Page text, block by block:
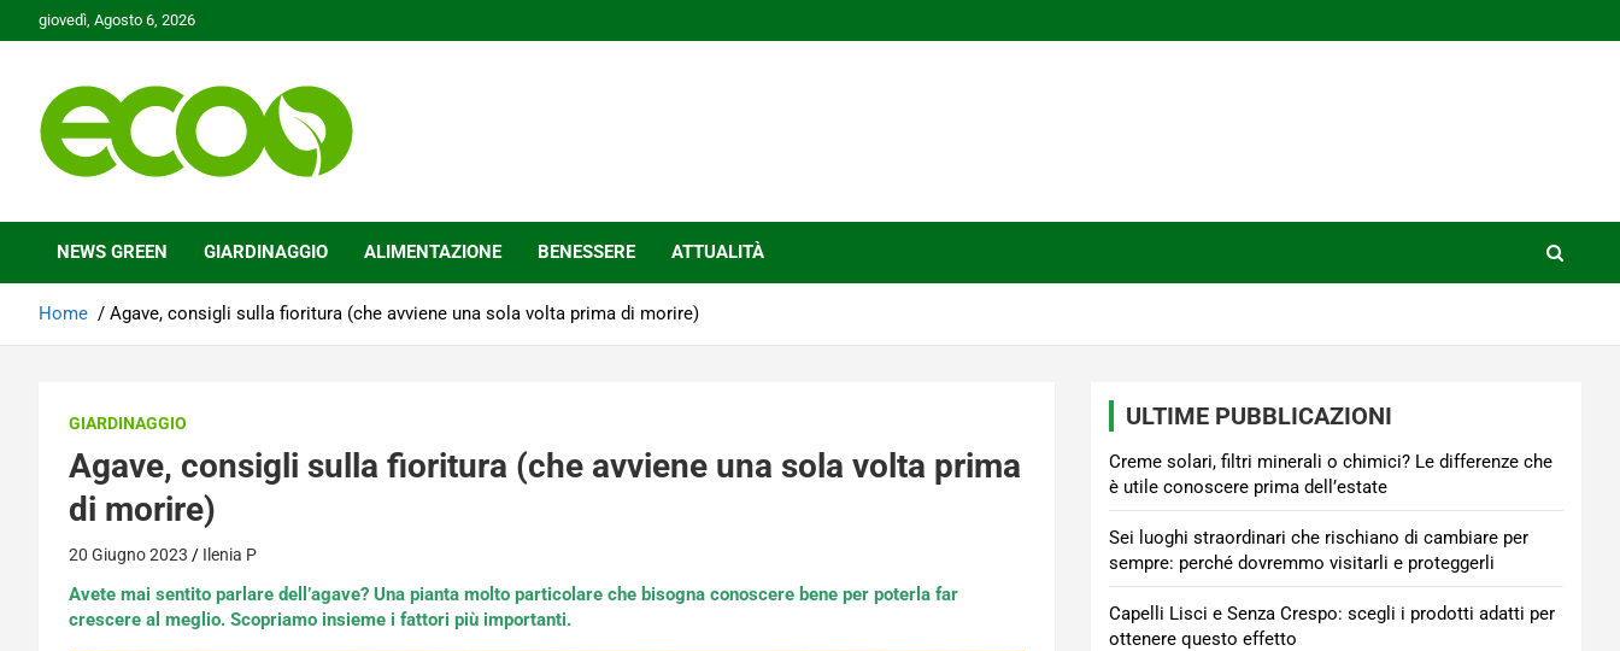
to
giovedì, Agosto 6, 2026
Ecoo.it
NEWS GREEN GIARDINAGGIO ALIMENTAZIONE BENESSERE ATTUALITÀ
Home Agave, consigli sulla fioritura (che avviene una sola volta prima di morire)
GIARDINAGGIO
Agave, consigli sulla fioritura (che avviene una sola volta prima
di morire)
20 Giugno 2023 Ilenia P
Avete mai sentito parlare dell’agave? Una pianta molto particolare che bisogna conoscere bene per poterla far
crescere al meglio. Scopriamo insieme i fattori più importanti.
ULTIME PUBBLICAZIONI
Creme solari, filtri minerali o chimici? Le differenze che
è utile conoscere prima dell’estate
Sei luoghi straordinari che rischiano di cambiare per
sempre: perché dovremmo visitarli e proteggerli
Capelli Lisci e Senza Crespo: scegli i prodotti adatti per
ottenere questo effetto